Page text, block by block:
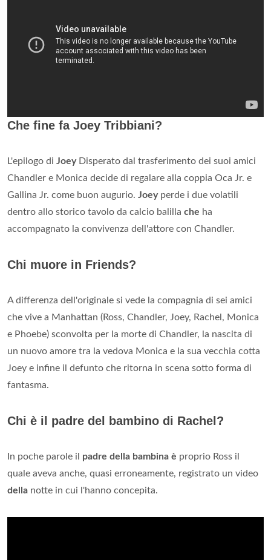
Che fine fa Joey Tribbiani?
L'epilogo di JoeyDisperato dal trasferimento dei suoi amici
Chandler e Monica decide di regalare alla coppia Oca Jr. e
Gallina Jr. come buon augurio. Joeyperde i due volatili
dentro allo storico tavolo da calcio balilla che ha
accompagnato la convivenza dell'attore con Chandler.
Chi muore in Friends?
A differenza dell'originale si vede la compagnia di sei amici
che vive a Manhattan (Ross, Chandler, Joey, Rachel, Monica
e Phoebe) sconvolta per la morte di Chandler, la nascita di
un nuovo amore tra la vedova Monica e la sua vecchia cotta
Joey e infine il defunto che ritorna in scena sotto forma di
fantasma.
Chi è il padre del bambino di Rachel?
In poche parole il padre della bambina è proprio Ross il
quale aveva anche, quasi erroneamente, registrato un video
della notte in cui l'hanno concepita.